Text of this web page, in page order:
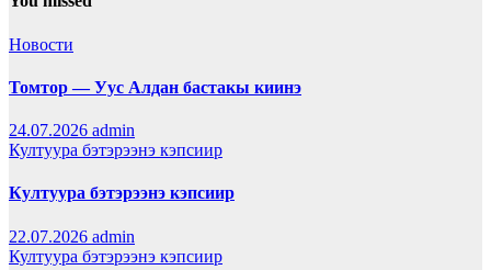
Новости
Томтор — Уус Алдан бастакы киинэ
24.07.2026 admin
Култуура бэтэрээнэ кэпсиир
Култуура бэтэрээнэ кэпсиир
22.07.2026 admin
Култуура бэтэрээнэ кэпсиир